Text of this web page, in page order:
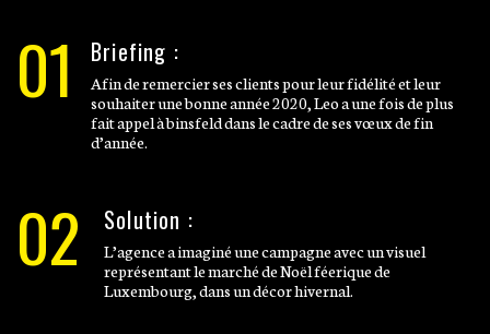
01 Briefing :
Afin de remercier ses clients pour leur fidélité et leur
souhaiter une bonne année 2020, Leo a une fois de plus
fait appel à binsfeld dans le cadre de ses vœux de fin
d’année.
02 Solution :
L’agence a imaginé une campagne avec un visuel
représentant le marché de Noël féerique de
Luxembourg, dans un décor hivernal.